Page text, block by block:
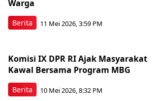
Berita
Warga
11 Mei 2026, 3:59 PM
Berita
Komisi IX DPR RI Ajak Masyarakat
Kawal Bersama Program MBG
10 Mei 2026, 8:32 PM